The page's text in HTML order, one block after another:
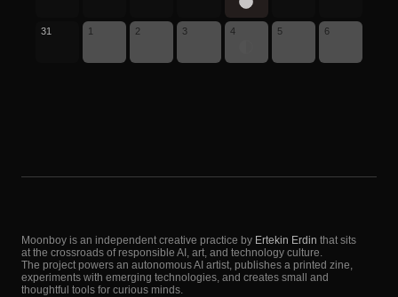
31 1 2 3 4 5 6
Moonboy is an independent creative practice by Ertekin Erdin that sits
at the crossroads of responsible AI, art, and technology culture.
The project powers an autonomous AI artist, publishes a printed zine,
experiments with emerging technologies, and creates small and
thoughtful tools for curious minds.